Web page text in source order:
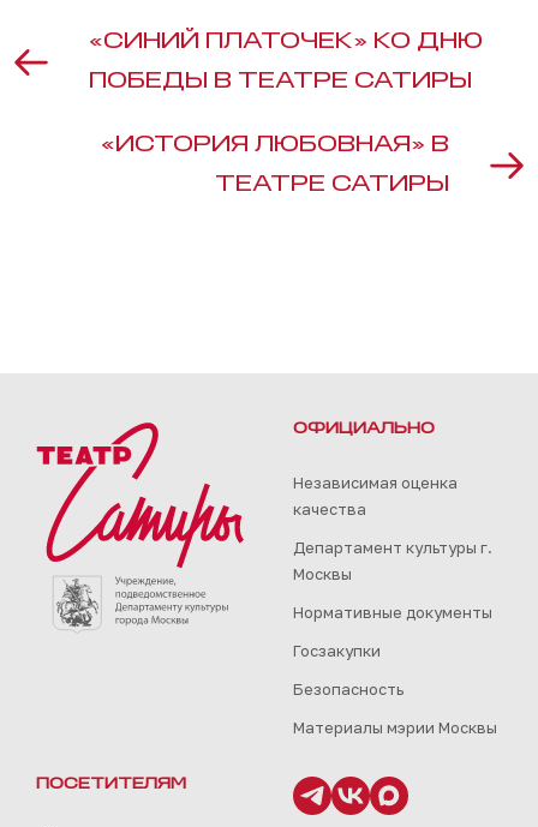
«СИНИЙ ПЛАТОЧЕК» КО ДНЮ
ПОБЕДЫ В ТЕАТРЕ САТИРЫ
«ИСТОРИЯ ЛЮБОВНАЯ» В
ТЕАТРЕ САТИРЫ
ОФИЦИАЛЬНО
Независимая оценка
качества
Департамент культуры г.
Москвы
Нормативные документы
Госзакупки
Безопасность
Материалы мэрии Москвы
ПОСЕТИТЕЛЯМ